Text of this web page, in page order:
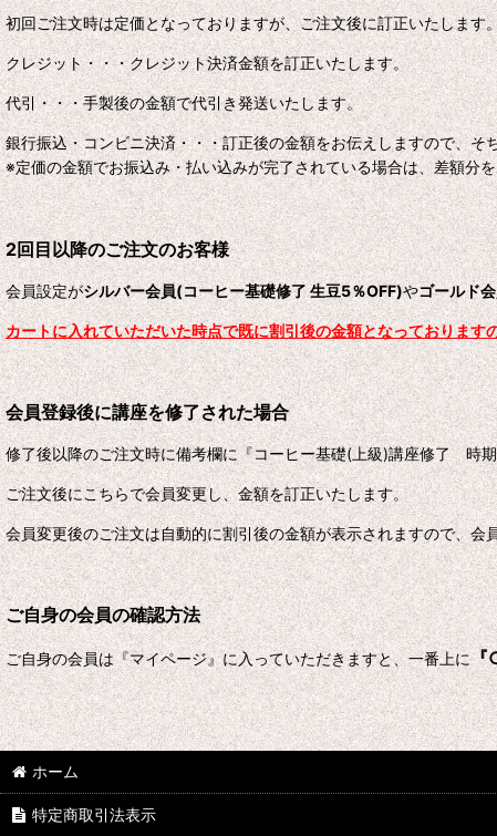
初回ご注文時は定価となっておりますが、ご注文後に訂正いたします
クレジット・・・クレジット決済金額を訂正いたします。
代引・・・手製後の金額で代引き発送いたします。
銀行振込・コンビニ決済・・・訂正後の金額をお伝えしますので、
※定価の金額でお振込み・払い込みが完了されている場合は、差額分
2回目以降のご注文のお客様
会員設定がシルバー会員(コーヒー基礎修了 生豆5％OFF)やゴールド
カートに入れていただいた時点で既に割引後の金額となっております
会員登録後に講座を修了された場合
修了後以降のご注文時に備考欄に『コーヒー基礎(上級)講座修了
ご注文後にこちらで会員変更し、金額を訂正いたします。
会員変更後のご注文は自動的に割引後の金額が表示されますので、
ご自身の会員の確認方法
ご自身の会員は『マイページ』に入っていただきますと、一番上に『
ホーム
特定商取引法表示